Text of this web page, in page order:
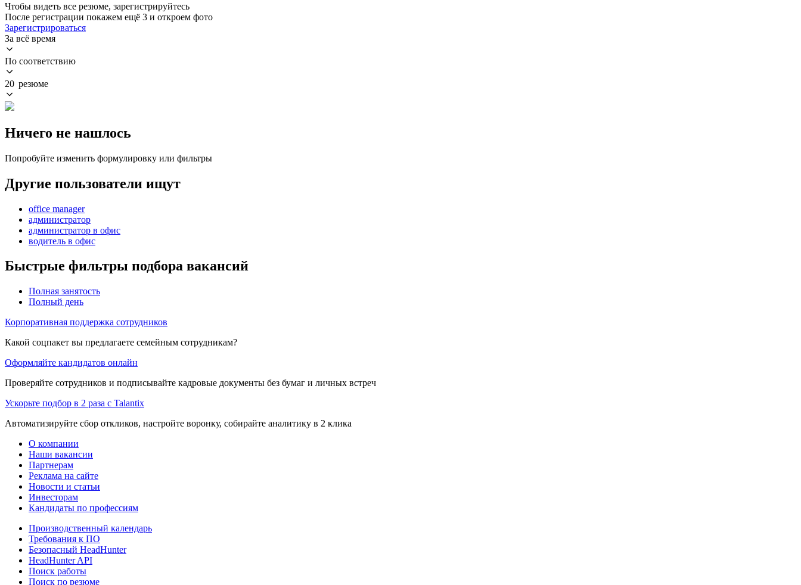
Чтобы видеть все резюме, зарегистрируйтесь
После регистрации покажем ещё 3 и откроем фото
Зарегистрироваться
За всё время
По соответствию
20 резюме
Ничего не нашлось
Попробуйте изменить формулировку или фильтры
Другие пользователи ищут
office manager
администратор
администратор в офис
водитель в офис
Быстрые фильтры подбора вакансий
Полная занятость
Полный день
Корпоративная поддержка сотрудников
Какой соцпакет вы предлагаете семейным сотрудникам?
Оформляйте кандидатов онлайн
Проверяйте сотрудников и подписывайте кадровые документы без бумаг и личных встреч
Ускорьте подбор в 2 раза с Talantix
Автоматизируйте сбор откликов, настройте воронку, собирайте аналитику в 2 клика
О компании
Наши вакансии
Партнерам
Реклама на сайте
Новости и статьи
Инвесторам
Кандидаты по профессиям
Производственный календарь
Требования к ПО
Безопасный HeadHunter
HeadHunter API
Поиск работы
Поиск по резюме